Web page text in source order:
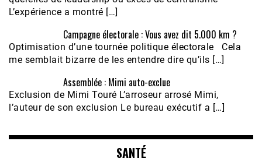
L’expérience a montré […]
Campagne électorale : Vous avez dit 5.000 km ?
Optimisation d’une tournée politique électorale Cela
me semblait bizarre de les entendre dire qu’ils […]
Assemblée : Mimi auto-exclue
Exclusion de Mimi Touré L’arroseur arrosé Mimi,
l’auteur de son exclusion Le bureau exécutif a […]
SANTÉ